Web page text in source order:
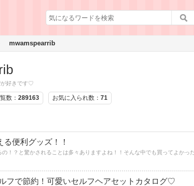
mwamspearrib
が好きです♡
数： 289163 お気に入られ数： 71
る便利グッズ！！
フで節約！可愛いセルフヘアセットカタログ♡